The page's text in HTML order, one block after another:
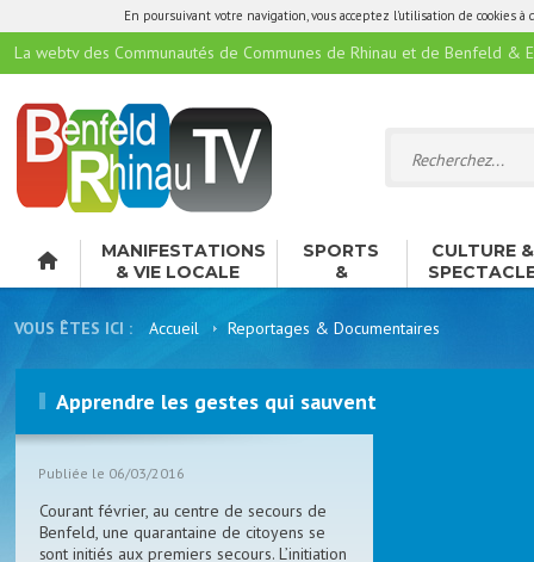
En poursuivant votre navigation, vous acceptez l'utilisation de cookies
La webtv des Communautés de Communes de Rhinau et de Benfeld &
MANIFESTATIONS
& VIE LOCALE
SPORTS
&
LOISIRS
CULTURE &
VOUS ÊTES ICI : Accueil Reportages & Documentaires
Apprendre les gestes qui sauvent
Publiée le 06/03/2016
Courant février, au centre de secours de
Benfeld, une quarantaine de citoyens se
sont initiés aux premiers secours. L’initiation